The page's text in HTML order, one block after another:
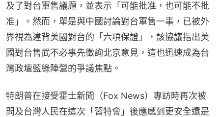
及了對台軍售議題，並表示「可能批准，也可能不批
准」。然而，單是與中國討論對台軍售一事，已被外
界視為違背美國對台的「六項保證」，該協議指出美
國對台售武不必事先徵詢北京意見，這也迅速成為台
灣政壇藍綠陣營的爭議焦點。
特朗普在接受霍士新聞（Fox News）專訪時再次被
問及台灣人民在這次「習特會」後應感到更安全還是